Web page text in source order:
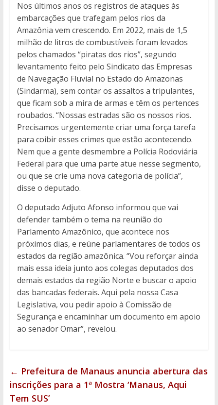
Nos últimos anos os registros de ataques às
embarcações que trafegam pelos rios da
Amazônia vem crescendo. Em 2022, mais de 1,5
milhão de litros de combustíveis foram levados
pelos chamados “piratas dos rios”, segundo
levantamento feito pelo Sindicato das Empresas
de Navegação Fluvial no Estado do Amazonas
(Sindarma), sem contar os assaltos a tripulantes,
que ficam sob a mira de armas e têm os pertences
roubados. “Nossas estradas são os nossos rios.
Precisamos urgentemente criar uma força tarefa
para coibir esses crimes que estão acontecendo.
Nem que a gente desmembre a Polícia Rodoviária
Federal para que uma parte atue nesse segmento,
ou que se crie uma nova categoria de polícia”,
disse o deputado.
O deputado Adjuto Afonso informou que vai
defender também o tema na reunião do
Parlamento Amazônico, que acontece nos
próximos dias, e reúne parlamentares de todos os
estados da região amazônica. “Vou reforçar ainda
mais essa ideia junto aos colegas deputados dos
demais estados da região Norte e buscar o apoio
das bancadas federais. Aqui pela nossa Casa
Legislativa, vou pedir apoio à Comissão de
Segurança e encaminhar um documento em apoio
ao senador Omar”, revelou.
← Prefeitura de Manaus anuncia abertura das
inscrições para a 1ª Mostra ‘Manaus, Aqui
Tem SUS’